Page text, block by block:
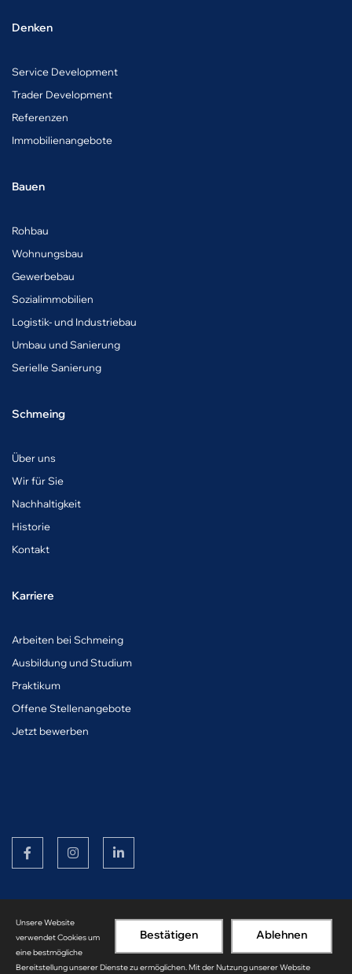
Denken
Service Development
Trader Development
Referenzen
Immobilienangebote
Bauen
Rohbau
Wohnungsbau
Gewerbebau
Sozialimmobilien
Logistik- und Industriebau
Umbau und Sanierung
Serielle Sanierung
Schmeing
Über uns
Wir für Sie
Nachhaltigkeit
Historie
Kontakt
Karriere
Arbeiten bei Schmeing
Ausbildung und Studium
Praktikum
Offene Stellenangebote
Jetzt bewerben
© Copyright Schmeing Bau 2026
ImpressumDatenschutz
Ablehnen
Bestätigen
Unsere Website
verwendet Cookies um
eine bestmögliche
Bereitstellung unserer Dienste zu ermöglichen. Mit der Nutzung unserer Website